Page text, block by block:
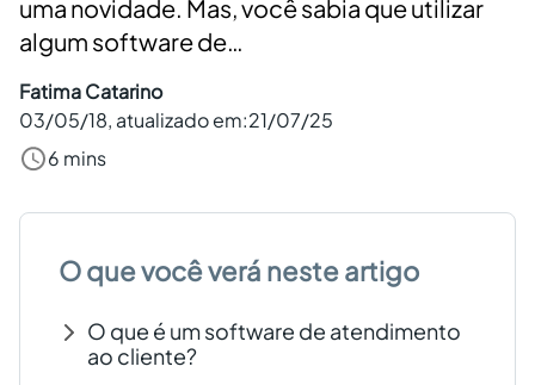
uma novidade. Mas, você sabia que utilizar
algum software de…
Fatima Catarino
03/05/18, atualizado em:21/07/25
6 mins
O que você verá neste artigo
O que é um software de atendimento
ao cliente?